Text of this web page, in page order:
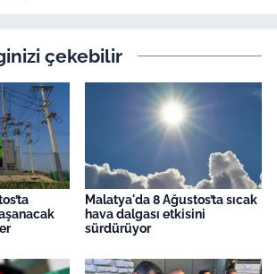
çekebilir
Malatya'da 8 Ağustos’ta sıcak
hava dalgası etkisini
sürdürüyor